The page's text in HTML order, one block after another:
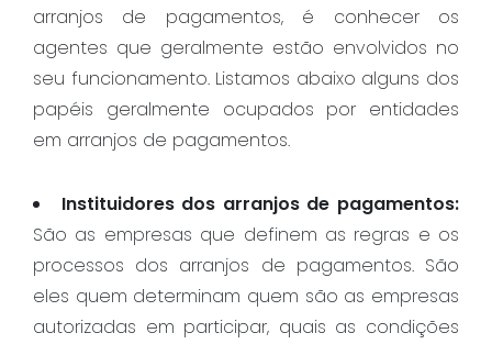
arranjos de pagamentos, é conhecer os
agentes que geralmente estão envolvidos no
seu funcionamento. Listamos abaixo alguns dos
papéis geralmente ocupados por entidades
em arranjos de pagamentos.
Instituidores dos arranjos de pagamentos:
São as empresas que definem as regras e os
processos dos arranjos de pagamentos. São
eles quem determinam quem são as empresas
autorizadas em participar, quais as condições